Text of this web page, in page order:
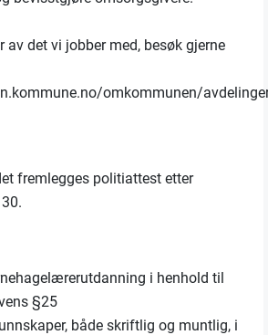
av det vi jobber med, besøk gjerne
omkommunen/
fremlegges politiattest etter
i henhold til
§25
både skriftlig og muntlig, i